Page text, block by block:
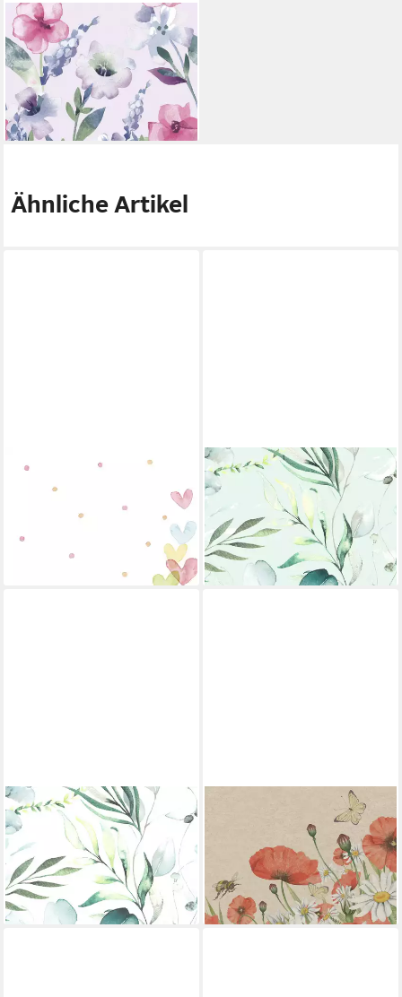
DUNI
Papierserviette Duni
Servietten Everbloom 33 x
33 cm - 20er Pack
3,44 €
lieferbar - in 3-4 Werktagen bei dir
Ähnliche Artikel
DUNI
Papierserviette Duni
Servietten Hearts Pastel 24 x
DUNI
Papierserviette Duni
Servietten Eukalyptus 24 x 24
cm - 20er Pack
3,44 €
lieferbar - in 3-4 Werktagen bei dir
DUNI
Papierserviette Duni
Servietten Eukalyptus 33 x
33 cm - 20er Pack
4,14 €
lieferbar - in 3-4 Werktagen bei dir
Papierserviette Duni
Servietten Floral Poppy 33 x
33 cm - 25er
4,44 €
lieferbar - in 3-4 Werktagen bei dir